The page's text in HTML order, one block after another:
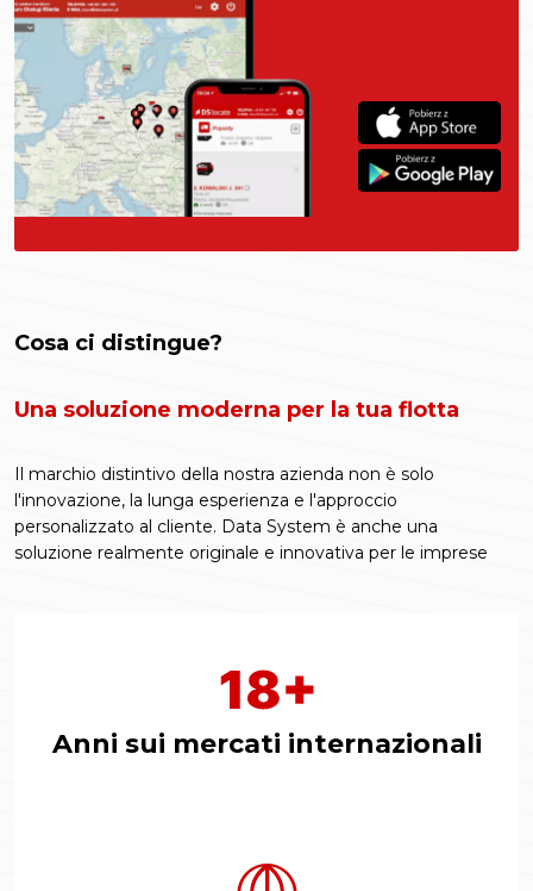
Cosa ci distingue?
Una soluzione moderna per la tua flotta
Il marchio distintivo della nostra azienda non è solo
l'innovazione, la lunga esperienza e l'approccio
personalizzato al cliente. Data System è anche una
soluzione realmente originale e innovativa per le imprese
Anni sui mercati internazionali